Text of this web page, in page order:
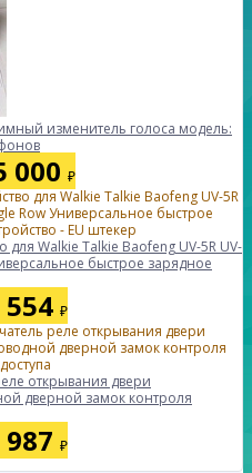
изменитель голоса модель:
000 ₽
Walkie Talkie Baofeng UV-5R UV-
быстрое зарядное
554 ₽
открывания двери
дверной замок контроля
987 ₽